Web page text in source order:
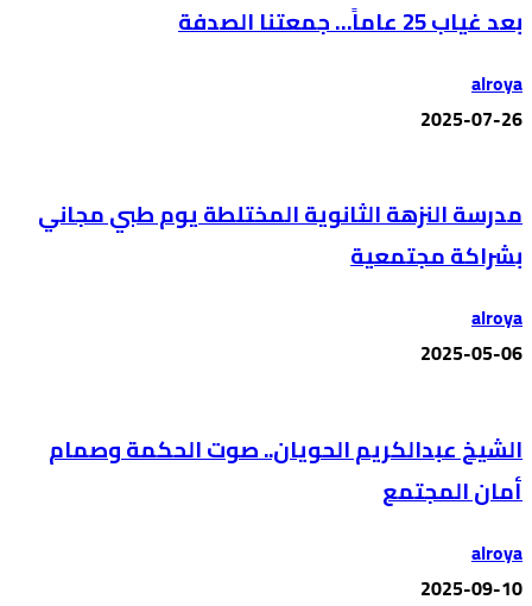
بعد غياب 25 عاماً… جمعتنا الصدفة
alroya
2025-07-26
مدرسة النزهة الثانوية المختلطة يوم طبي مجاني
بشراكة مجتمعية
alroya
2025-05-06
الشيخ عبدالكريم الحويان.. صوت الحكمة وصمام
أمان المجتمع
alroya
2025-09-10